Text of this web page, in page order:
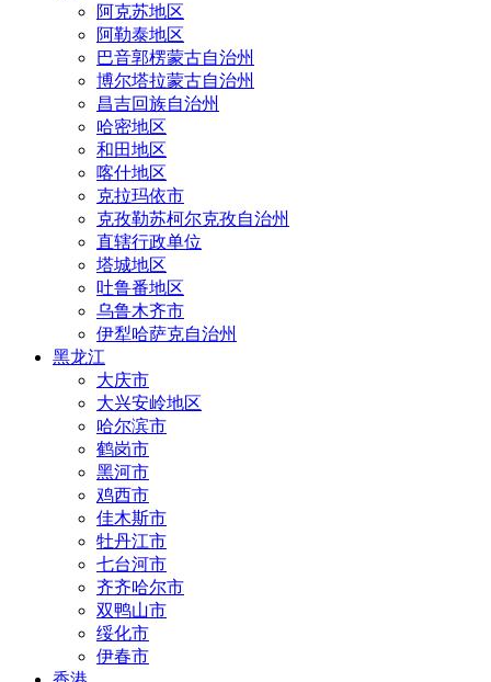
阿克苏地区
阿勒泰地区
巴音郭楞蒙古自治州
博尔塔拉蒙古自治州
昌吉回族自治州
哈密地区
和田地区
喀什地区
克拉玛依市
克孜勒苏柯尔克孜自治州
直辖行政单位
塔城地区
吐鲁番地区
乌鲁木齐市
伊犁哈萨克自治州
黑龙江
大庆市
大兴安岭地区
哈尔滨市
鹤岗市
黑河市
鸡西市
佳木斯市
牡丹江市
七台河市
齐齐哈尔市
双鸭山市
绥化市
伊春市